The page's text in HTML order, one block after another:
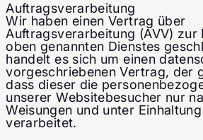
Auftragsverarbeitung
Wir haben einen Vertrag über
Auftragsverarbeitung (AVV) zur
oben genannten Dienstes
handelt es sich um einen
vorgeschriebenen Vertrag, der
dass dieser die
unserer Websitebesucher nur
Weisungen und unter
verarbeitet.